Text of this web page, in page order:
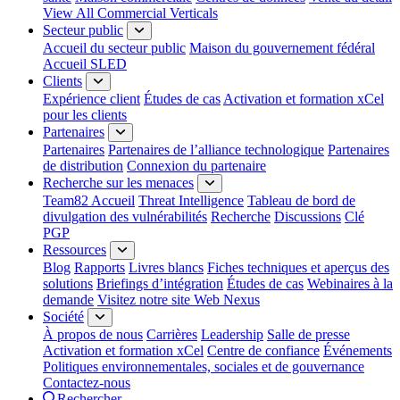
View All Commercial Verticals
Secteur public
Accueil du secteur public Maison du gouvernement fédéral
Accueil SLED
Clients
Expérience client Études de cas Activation et formation xCel
pour les clients
Partenaires
Partenaires Partenaires de l’alliance technologique Partenaires
de distribution Connexion du partenaire
Recherche sur les menaces
Team82 Accueil Threat Intelligence Tableau de bord de
divulgation des vulnérabilités Recherche Discussions Clé
PGP
Ressources
Blog Rapports Livres blancs Fiches techniques et aperçus des
solutions Briefings d’intégration Études de cas Webinaires à la
demande Visitez notre site Web Nexus
Société
À propos de nous Carrières Leadership Salle de presse
Activation et formation xCel Centre de confiance Événements
Politiques environnementales, sociales et de gouvernance
Contactez-nous